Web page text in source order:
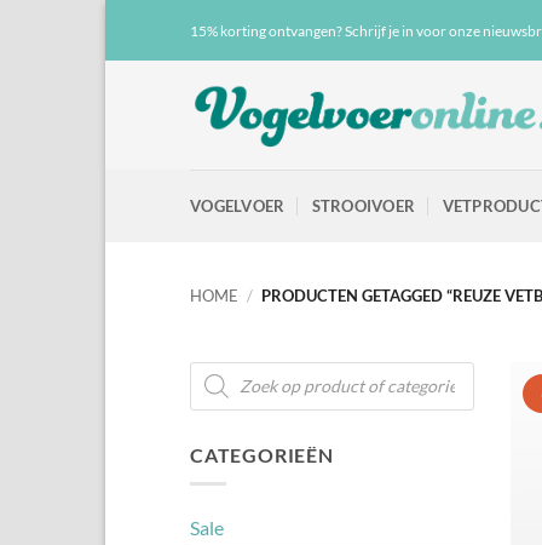
15% korting ontvangen? Schrijf je in voor onze
VOGELVOER STROOIVOER
HOME / PRODUCTEN GETAGGED “REUZE
Producten
zoeken
CATEGORIEËN
Sale